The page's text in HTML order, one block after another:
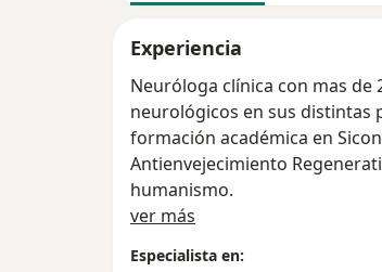
Experiencia
Neuróloga clínica con mas de
neurológicos en sus distintas
formación académica en
Antienvejecimiento
humanismo.
ver más
Especialista en: